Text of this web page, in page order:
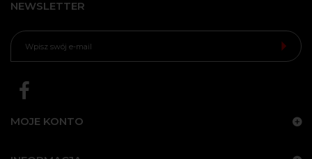
NEWSLETTER
MOJE KONTO